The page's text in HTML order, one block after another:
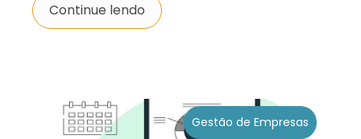
Continue lendo
Gestão de Empresas